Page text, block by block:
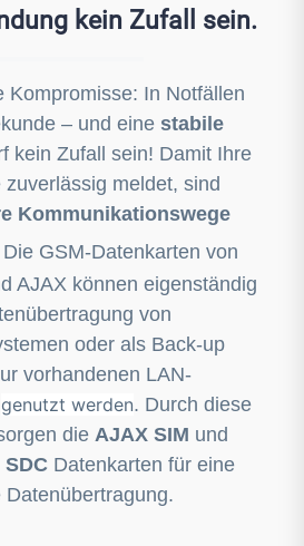
kein Zufall sein.
Kompromisse: In Notfällen
– und eine stabile
kein Zufall sein! Damit Ihre
meldet, sind
Kommunikationswege
Die GSM-Datenkarten von
AJAX können eigenständig
von
oder als Back-up
vorhandenen LAN-
genutzt werden. Durch diese
die AJAX SIM und
Datenkarten für eine
Datenübertragung.